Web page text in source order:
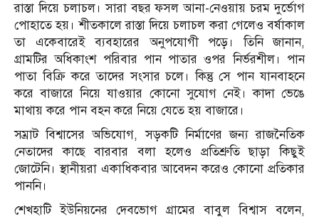
রাস্তা দিয়ে চলাচল। সারা বছর ফসল আনা-নেওয়ায় চরম দুর্ভোগ
পোহাতে হয়। শীতকালে রাস্তা দিয়ে চলাচল করা গেলেও বর্ষাকাল
তা একেবারেই ব্যবহারের অনুপযোগী পড়ে। তিনি জানান,
গ্রামটির অধিকাংশ পরিবার পান পাতার ওপর নির্ভরশীল। পান
পাতা বিক্রি করে তাদের সংসার চলে। কিন্তু সে পান যানবাহনে
করে বাজারে নিয়ে যাওয়ার কোনো সুযোগ নেই। কাদা ভেঙে
মাথায় করে পান বহন করে নিয়ে যেতে হয় বাজারে।
সম্রাট বিশ্বাসের অভিযোগ, সড়কটি নির্মাণের জন্য রাজনৈতিক
নেতাদের কাছে বারবার বলা হলেও প্রতিশ্রুতি ছাড়া কিছুই
জোটেনি। স্থানীয়রা একাধিকবার আবেদন করেও কোনো প্রতিকার
পাননি।
শেখহাটি ইউনিয়নের দেবভোগ গ্রামের বাবুল বিশ্বাস বলেন,